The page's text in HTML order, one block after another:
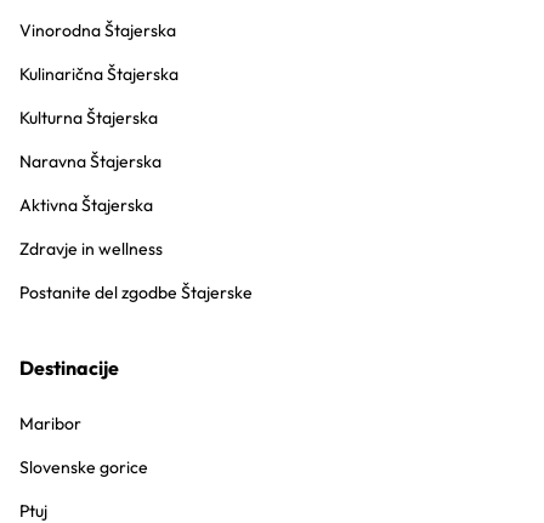
Vinorodna Štajerska
Kulinarična Štajerska
Kulturna Štajerska
Naravna Štajerska
Aktivna Štajerska
Zdravje in wellness
Postanite del zgodbe Štajerske
Destinacije
Maribor
Slovenske gorice
Ptuj